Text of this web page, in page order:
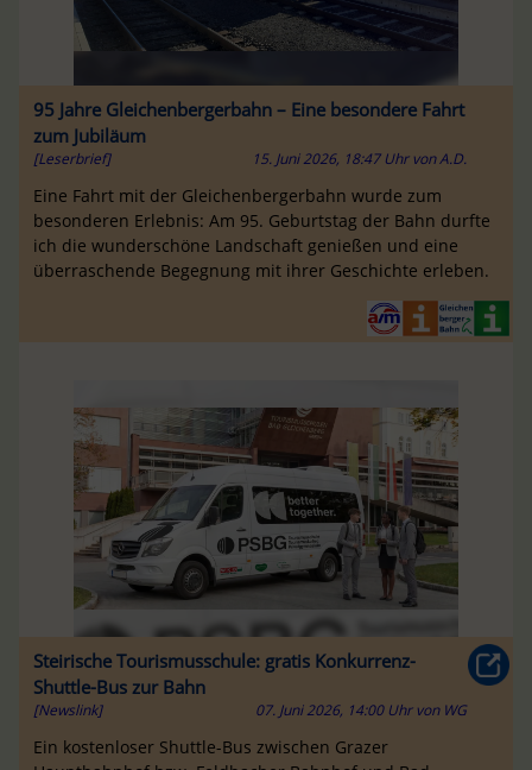
95 Jahre Gleichenbergerbahn – Eine besondere Fahrt
zum Jubiläum
[Leserbrief] 15. Juni 2026, 18:47 Uhr vonA.D.
Eine Fahrt mit der Gleichenbergerbahn wurde zum
besonderen Erlebnis: Am 95. Geburtstag der Bahn durfte
ich die wunderschöne Landschaft genießen und eine
überraschende Begegnung mit ihrer Geschichte erleben.
Steirische Tourismusschule: gratis Konkurrenz-
Shuttle-Bus zur Bahn
[Newslink] 07. Juni 2026, 14:00 Uhr von WG
Ein kostenloser Shuttle-Bus zwischen Grazer